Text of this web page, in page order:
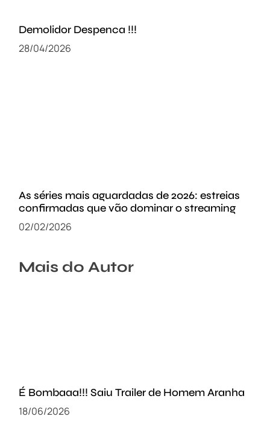
Demolidor Despenca !!!
28/04/2026
As séries mais aguardadas de 2026: estreias
confirmadas que vão dominar o streaming
02/02/2026
Mais do Autor
É Bombaaa!!! Saiu Trailer de Homem Aranha
18/06/2026